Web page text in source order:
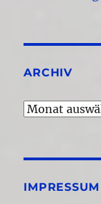
ARCHIV
Archiv